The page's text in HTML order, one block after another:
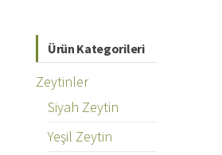
Ürün Kategorileri
Zeytinler
Siyah Zeytin
Yeşil Zeytin